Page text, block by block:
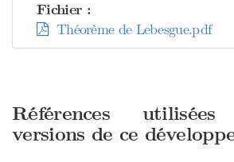
Fichier :
Théorème de Lebesgue.pdf
Références
versions de ce